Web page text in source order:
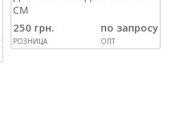
СМ
250 грн.
РОЗНИЦА
по запросу
ОПТ